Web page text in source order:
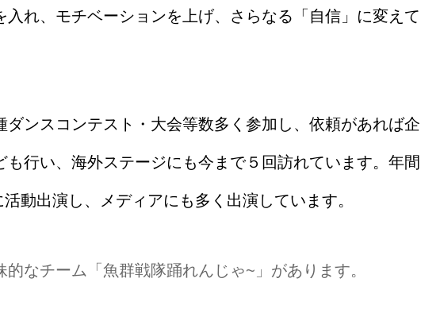
入れ、モチベーションを上げ、さらなる「自信」に変えて
ンスコンテスト・大会等数多く参加し、依頼があれば企
行い、海外ステージにも今まで５回訪れています。年間
動出演し、メディアにも多く出演しています。
なチーム「魚群戦隊踊れんじゃ~」があります。